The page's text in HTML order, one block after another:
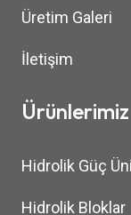
Üretim Galeri
İletişim
Ürünlerimiz
Hidrolik Güç
Hidrolik Bloklar